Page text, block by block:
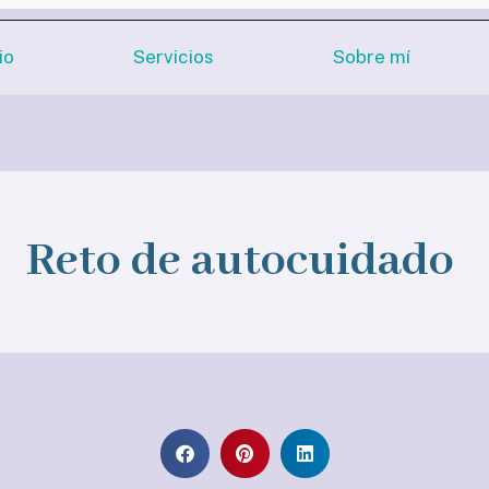
Servicios Sobre mí
Reto de autocuidado